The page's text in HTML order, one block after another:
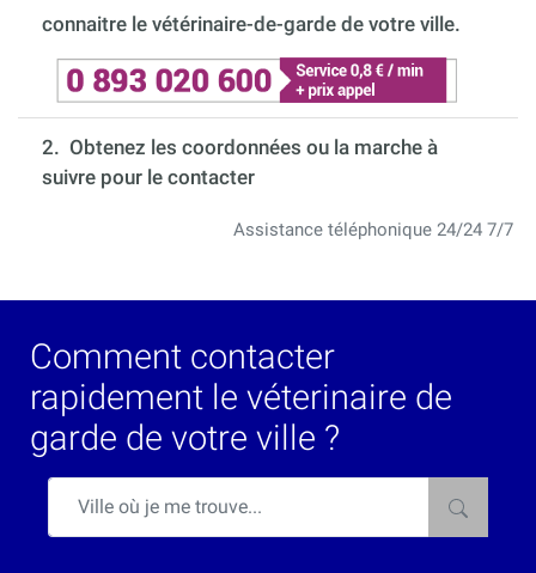
connaitre le vétérinaire-de-garde de votre ville.
2. Obtenez les coordonnées ou la marche à
suivre pour le contacter
Assistance téléphonique 24/24 7/7
Comment contacter
rapidement le véterinaire de
garde de votre ville ?